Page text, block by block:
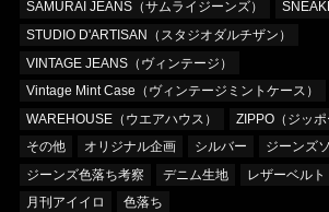
SAMURAI JEANS（サムライジーンズ）
STUDIO D'ARTISAN（スタジオダルチザン）
VINTAGE JEANS（ヴィンテージ）
Vintage Mint Case（ヴィンテージミントケース）
WAREHOUSE（ウエアハウス）
ZIPPO（ジッポ
その他
オリジナル企画 シルバー
ジーンズ
ジーンズ色落ち考察
デニム生地 レザーベルト
月刊アイイロ
色落ち